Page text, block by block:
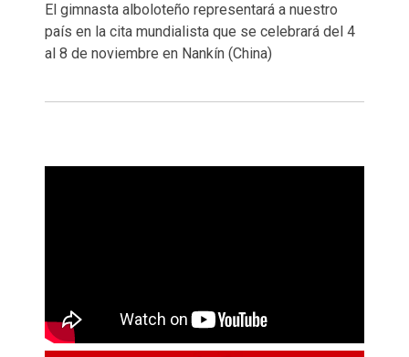
El gimnasta alboloteño representará a nuestro
país en la cita mundialista que se celebrará del 4
al 8 de noviembre en Nankín (China)